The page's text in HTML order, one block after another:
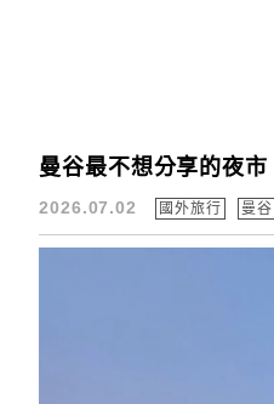
曼谷最不想分享的夜
2026.07.02 國外旅行 曼